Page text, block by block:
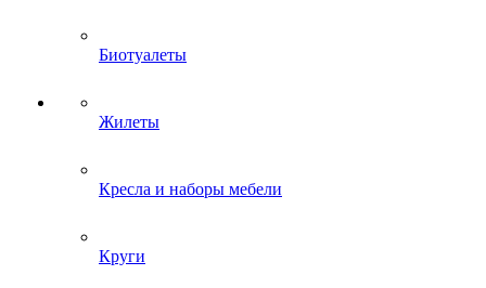
Биотуалеты
Жилеты
Кресла и наборы мебели
Круги